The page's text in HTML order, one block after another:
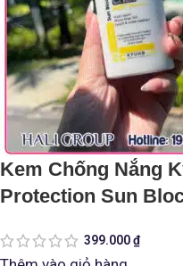
Kem Chống Nắng
Protection Sun
399.000₫